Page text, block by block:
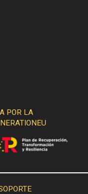
POR LA